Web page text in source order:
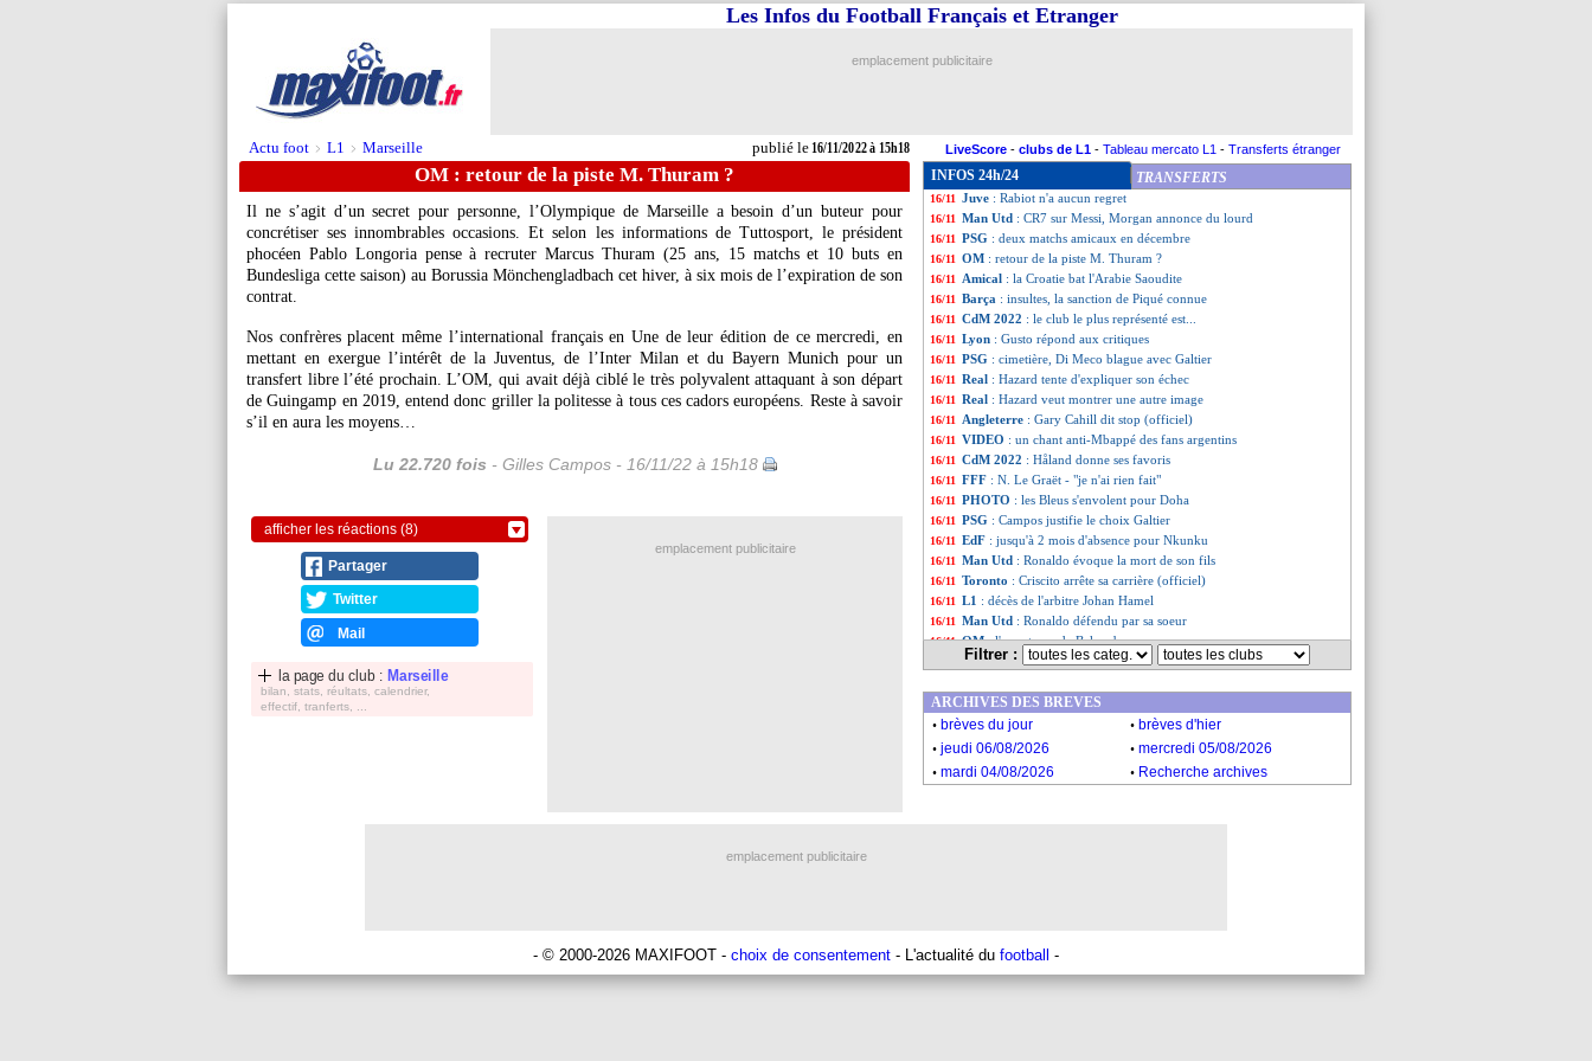
Actu foot > L1 > Marseille publié le16/11/2022 à 15h18
Les Infos du Football Français et Etranger
emplacement publicitaire
LiveScore - clubs de L1 - Tableau mercato L1 - Transferts étranger
OM : retour de la piste M. Thuram ?
Il ne s’agit d’un secret pour personne, l’Olympique de Marseille a besoin d’un buteur pour
concrétiser ses innombrables occasions. Et selon les informations de Tuttosport, le président
phocéen Pablo Longoria pense à recruter Marcus Thuram (25 ans, 15 matchs et 10 buts en
Bundesliga cette saison) au Borussia Mönchengladbach cet hiver, à six mois de l’expiration de son
contrat.
Nos confrères placent même l’international français en Une de leur édition de ce mercredi, en
mettant en exergue l’intérêt de la Juventus, de l’Inter Milan et du Bayern Munich pour un
transfert libre l’été prochain. L’OM, qui avait déjà ciblé le très polyvalent attaquant à son départ
de Guingamp en 2019, entend donc griller la politesse à tous ces cadors européens. Reste à savoir
s’il en aura les moyens…
Lu 22.720 fois - Gilles Campos - 16/11/22 à 15h18
afficher les réactions (8)
Partager
Twitter
Mail
la page du club : Marseille
bilan, stats, réultats, calendrier,
effectif, tranferts, ...
INFOS 24h/24 TRANSFERTS
16/11 VIDEO : les Bleus sont arrivés au Qatar
16/11 FFF: le Qatar, Le Graët regrette les polémiques
16/11 Amical: la Tunisie s'offre l'Iran
16/11 Euro 2028 : Royaume-Uni et Irlande candidats
16/11 Juve : Rabiot n'a aucun regret
16/11 Man Utd : CR7 sur Messi, Morgan annonce du lourd
16/11 PSG : deux matchs amicaux en décembre
16/11 OM : retour de la piste M. Thuram ?
16/11 Amical : la Croatie bat l'Arabie Saoudite
16/11 Barça : insultes, la sanction de Piqué connue
16/11 CdM 2022 : le club le plus représenté est...
16/11 Lyon : Gusto répond aux critiques
16/11 PSG : cimetière, Di Meco blague avec Galtier
16/11 Real : Hazard tente d'expliquer son échec
16/11 Real : Hazard veut montrer une autre image
16/11 Angleterre : Gary Cahill dit stop (officiel)
16/11 VIDEO : un chant anti-Mbappé des fans argentins
16/11 CdM 2022 : Håland donne ses favoris
16/11 FFF : N. Le Graët - "je n'ai rien fait"
16/11 PHOTO : les Bleus s'envolent pour Doha
16/11 PSG : Campos justifie le choix Galtier
16/11 EdF : jusqu'à 2 mois d'absence pour Nkunku
16/11 Man Utd : Ronaldo évoque la mort de son fils
16/11 Toronto : Criscito arrête sa carrière (officiel)
16/11 L1 : décès de l'arbitre Johan Hamel
16/11 Man Utd : Ronaldo défendu par sa soeur
16/11 OM: l'amertume de Bakambu
Man Utd : Rooney ne répondra pas à Ronaldo
... Liste des brèves du mar. 15 novembre 2022
... Liste des brèves du lun. 14 novembre 2022
Filtrer :
emplacement publicitaire
ARCHIVES DES BREVES
. brèves du jour . brèves d'hier
. jeudi 06/08/2026 . mercredi 05/08/2026
. mardi 04/08/2026 . Recherche archives
emplacement publicitaire
- © 2000-2026 MAXIFOOT - choix de consentement - L'actualité du football -